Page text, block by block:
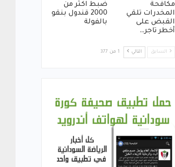
مكافحة
المخدرات تلقي
القبض على
أخطر تاجر…
ضبط اكثر من
2000 قندول بنقو
بالفولة
السابق التالي 1 من 377